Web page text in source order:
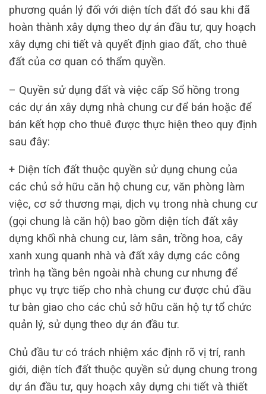
phương quản lý đối với diện tích đất đó sau khi đã
hoàn thành xây dựng theo dự án đầu tư, quy hoạch
xây dựng chi tiết và quyết định giao đất, cho thuê
đất của cơ quan có thẩm quyền.
– Quyền sử dụng đất và việc cấp Sổ hồng trong
các dự án xây dựng nhà chung cư để bán hoặc để
bán kết hợp cho thuê được thực hiện theo quy định
sau đây:
+ Diện tích đất thuộc quyền sử dụng chung của
các chủ sở hữu căn hộ chung cư, văn phòng làm
việc, cơ sở thương mại, dịch vụ trong nhà chung cư
(gọi chung là căn hộ) bao gồm diện tích đất xây
dựng khối nhà chung cư, làm sân, trồng hoa, cây
xanh xung quanh nhà và đất xây dựng các công
trình hạ tầng bên ngoài nhà chung cư nhưng để
phục vụ trực tiếp cho nhà chung cư được chủ đầu
tư bàn giao cho các chủ sở hữu căn hộ tự tổ chức
quản lý, sử dụng theo dự án đầu tư.
Chủ đầu tư có trách nhiệm xác định rõ vị trí, ranh
giới, diện tích đất thuộc quyền sử dụng chung trong
dự án đầu tư, quy hoạch xây dựng chi tiết và thiết